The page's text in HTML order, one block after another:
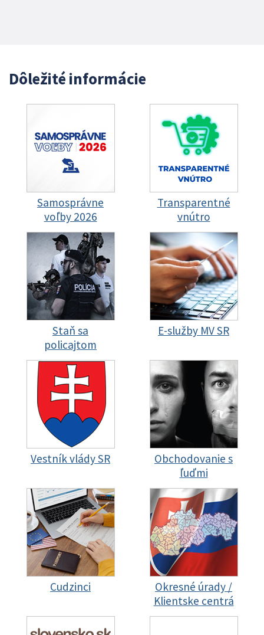
Dôležité informácie
Samosprávne
voľby 2026
Transparentné
vnútro
Staň sa
policajtom
E-služby MV SR
Vestník vlády SR
Obchodovanie s
ľuďmi
Cudzinci
Okresné úrady /
Klientske centrá